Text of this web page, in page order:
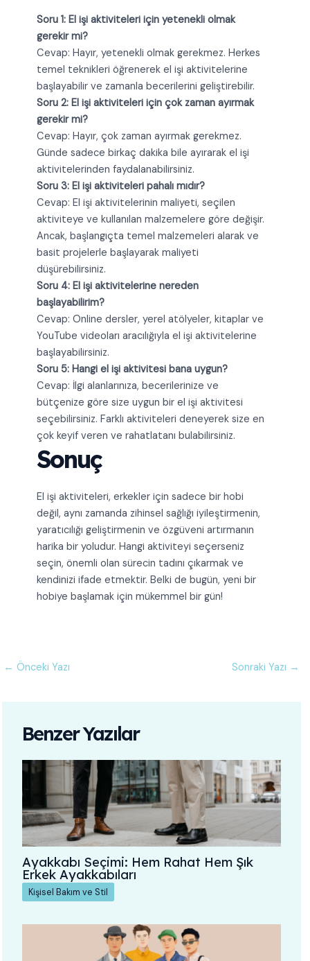
Soru 1: El işi aktiviteleri için yetenekli olmak
gerekir mi?
Cevap: Hayır, yetenekli olmak gerekmez. Herkes
temel teknikleri öğrenerek el işi aktivitelerine
başlayabilir ve zamanla becerilerini geliştirebilir.
Soru 2: El işi aktiviteleri için çok zaman ayırmak
gerekir mi?
Cevap: Hayır, çok zaman ayırmak gerekmez.
Günde sadece birkaç dakika bile ayırarak el işi
aktivitelerinden faydalanabilirsiniz.
Soru 3: El işi aktiviteleri pahalı mıdır?
Cevap: El işi aktivitelerinin maliyeti, seçilen
aktiviteye ve kullanılan malzemelere göre değişir.
Ancak, başlangıçta temel malzemeleri alarak ve
basit projelerle başlayarak maliyeti
düşürebilirsiniz.
Soru 4: El işi aktivitelerine nereden
başlayabilirim?
Cevap: Online dersler, yerel atölyeler, kitaplar ve
YouTube videoları aracılığıyla el işi aktivitelerine
başlayabilirsiniz.
Soru 5: Hangi el işi aktivitesi bana uygun?
Cevap: İlgi alanlarınıza, becerilerinize ve
bütçenize göre size uygun bir el işi aktivitesi
seçebilirsiniz. Farklı aktiviteleri deneyerek size en
çok keyif veren ve rahatlatanı bulabilirsiniz.
Sonuç
El işi aktiviteleri, erkekler için sadece bir hobi
değil, aynı zamanda zihinsel sağlığı iyileştirmenin,
yaratıcılığı geliştirmenin ve özgüveni artırmanın
harika bir yoludur. Hangi aktiviteyi seçerseniz
seçin, önemli olan sürecin tadını çıkarmak ve
kendinizi ifade etmektir. Belki de bugün, yeni bir
hobiye başlamak için mükemmel bir gün!
← Önceki Yazı Sonraki Yazı →
Benzer Yazılar
Ayakkabı Seçimi: Hem Rahat Hem Şık
Erkek Ayakkabıları
Kişisel Bakım ve Stil